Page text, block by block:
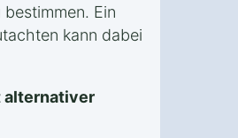
Ein
kann dabei
alternativer